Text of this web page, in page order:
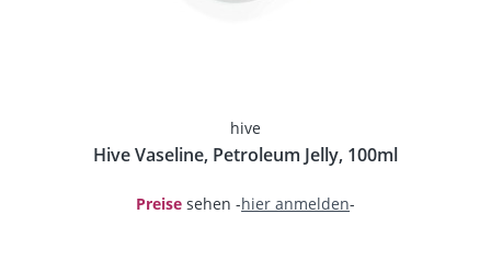
hive
Hive Vaseline, Petroleum Jelly, 100ml
Preise sehen -hier anmelden-